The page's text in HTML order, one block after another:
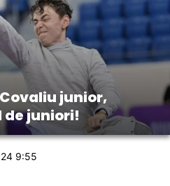
junior,
juniori!
9:55